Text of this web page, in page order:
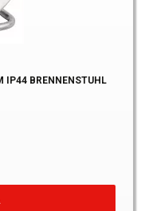
IP44 BRENNENSTUHL